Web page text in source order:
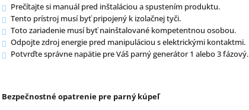
Prečítajte si manuál pred inštaláciou a spustením produktu.
Tento prístroj musí byť pripojený k izolačnej tyči.
Toto zariadenie musí byť nainštalované kompetentnou osobou.
Odpojte zdroj energie pred manipuláciou s elektrickými kontaktmi.
Potvrďte správne napätie pre Váš parný generátor 1 alebo 3 fázový.
Bezpečnostné opatrenie pre parný kúpeľ